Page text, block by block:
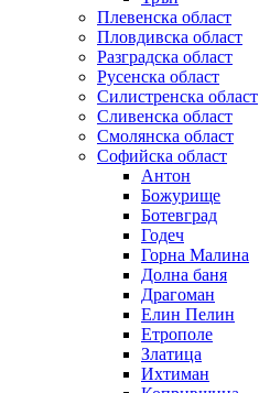
Плевенска област
Пловдивска област
Разградска област
Русенска област
Силистренска област
Сливенска област
Смолянска област
Софийска област
Антон
Божурище
Ботевград
Годеч
Горна Малина
Долна баня
Драгоман
Елин Пелин
Етрополе
Златица
Ихтиман